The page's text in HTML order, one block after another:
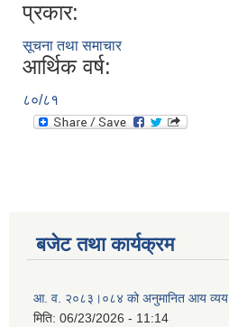
प्रकार:
सूचना तथा समाचार
आर्थिक वर्ष:
८०/८१
बजेट तथा कार्यक्रम
आ. व. २०८३।०८४ को अनुमानित आय व्यय
मिति: 06/23/2026 - 11:14